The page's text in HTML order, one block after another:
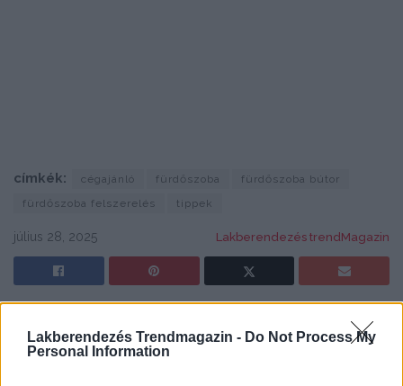
Lakberendezés Trendmagazin - Do Not Process My
Personal Information
címkék: cégajánló fürdőszoba
fürdőszoba bútor
fürdőszoba felszerelés
tippek
július 28, 2025 Lakberendezés trendMagazin